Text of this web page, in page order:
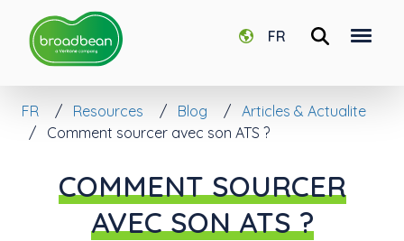
FR
FR Resources Blog
Articles & Actualite
Comment sourcer avec son ATS ?
COMMENT SOURCER
AVEC SON ATS ?